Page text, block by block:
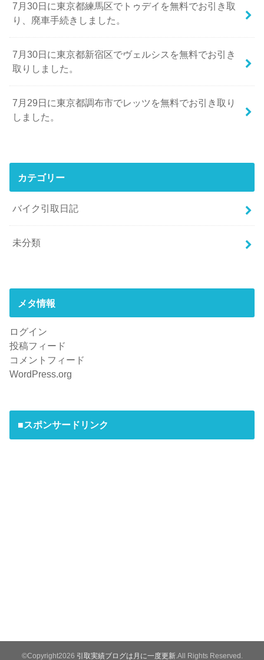
7月30日に東京都練馬区でトゥデイを無料でお引き取
り、廃車手続きしました。
7月30日に東京都新宿区でヴェルシスを無料でお引き
取りしました。
7月29日に東京都調布市でレッツを無料でお引き取り
しました。
カテゴリー
バイク引取日記
未分類
メタ情報
ログイン
投稿フィード
コメントフィード
WordPress.org
■スポンサードリンク
©Copyright2026 引取実績ブログは月に一度更新.All Rights Reserved.